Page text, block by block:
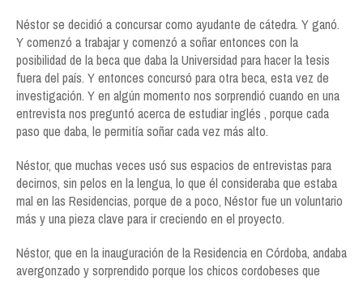
Néstor se decidió a concursar como ayudante de cátedra. Y ganó.
Y comenzó a trabajar y comenzó a soñar entonces con la
posibilidad de la beca que daba la Universidad para hacer la ´tesis
fuera del país. Y entonces concursó para otra beca, esta vez de
investigación. Y en algún momento nos sorprendió cuando en una
entrevista nos preguntó acerca de estudiar inglés , porque cada
paso que daba, le permitía soñar cada vez más alto.
Néstor, que muchas veces usó sus espacios de entrevistas para
decirnos, sin pelos en la lengua, lo que él consideraba que estaba
mal en las Residencias, porque de a poco, Néstor fue un voluntario
más y una pieza clave para ir creciendo en el proyecto.
Néstor, que en la inauguración de la Residencia en Córdoba, andaba
avergonzado y sorprendido porque los chicos cordobeses que